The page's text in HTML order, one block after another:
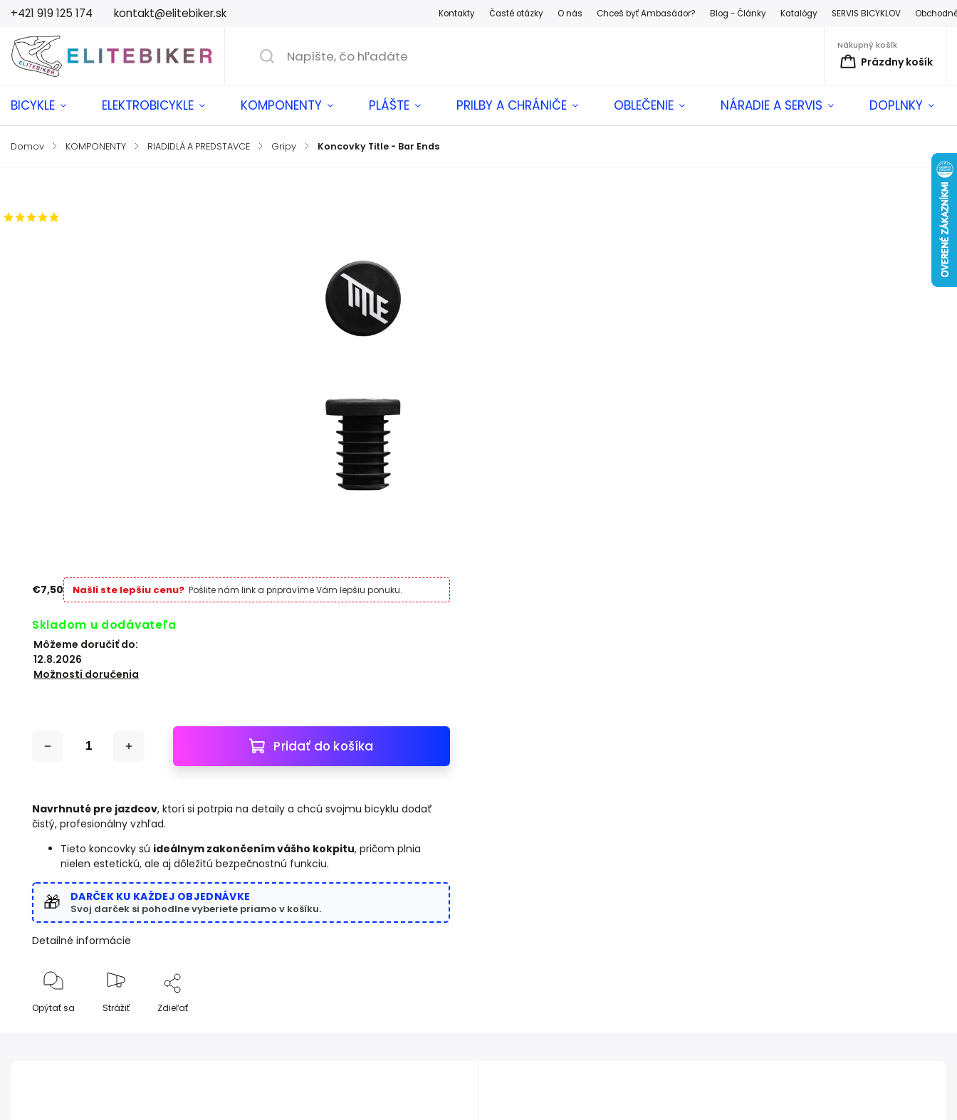
+421 919 125 174 kontakt@elitebiker.sk Kontakty Časté otázky O nás Chceš byť Ambasádor? Blog - Články Katalógy SERVIS BICYKLOV
Nákupný košík
Prázdny košík
BICYKLE ELEKTROBICYKLE KOMPONENTY PLÁŠTE PRILBY A CHRÁNIČE OBLEČENIE NÁRADIE A SERVIS DOPLNKY
Domov / KOMPONENTY / RIADIDLÁ A PREDSTAVCE / Gripy / Koncovky Title - Bar Ends
€7,50 Našli ste lepšiu cenu? Pošlite nám link a pripravíme Vám lepšiu ponuku.
Skladom u dodávateľa
Môžeme doručiť do:
12.8.2026
Možnosti doručenia
Pridať do košíka
Navrhnuté pre jazdcov, ktorí si potrpia na detaily a chcú svojmu bicyklu dodať
čistý, profesionálny vzhľad.
Tieto koncovky sú ideálnym zakončením vášho kokpitu, pričom plnia
nielen estetickú, ale aj dôležitú bezpečnostnú funkciu.
🎁 DARČEK KU KAŽDEJ OBJEDNÁVKE
Svoj darček si pohodlne vyberiete priamo v košíku.
Detailné informácie
Opýtať sa Strážiť Zdieľať